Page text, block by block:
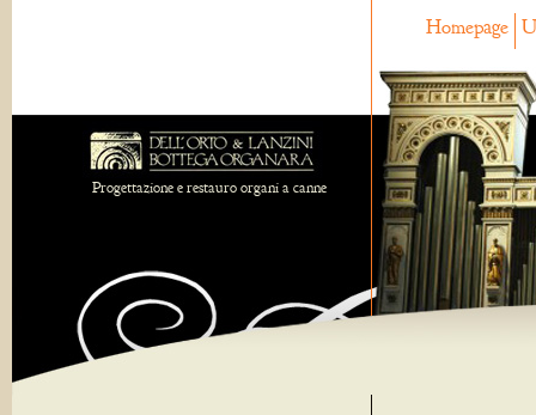
Homepage
Progettazione e restauro organi a canne